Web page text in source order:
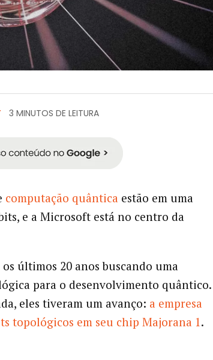
3 MINUTOS DE LEITURA
computação quânticaestão em uma
e a Microsoft está no centro da
os últimos 20 anos buscando uma
para o desenvolvimento quântico.
eles tiveram um avanço: a empresa
topológicos em seu chip Majorana 1.